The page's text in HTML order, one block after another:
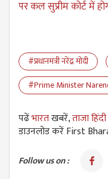
पर कल सुप्रीम कोर्ट में
#प्रधानमंत्री नरेंद्र मोदी
#Prime Minister
पढेंभारतखबरें,ताजा
डाउनलोड करें First
Follow us on :